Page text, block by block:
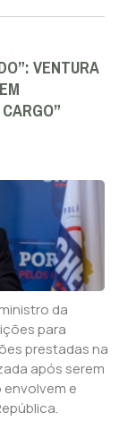
VENTURA
da
para
prestadas na
após serem
e